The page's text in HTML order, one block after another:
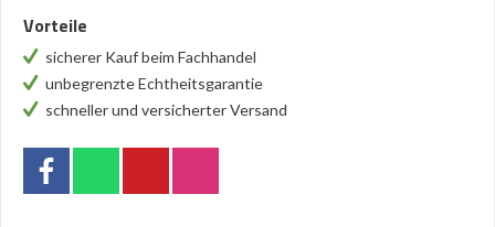
Vorteile
sicherer Kauf beim Fachhandel
unbegrenzte Echtheitsgarantie
schneller und versicherter Versand